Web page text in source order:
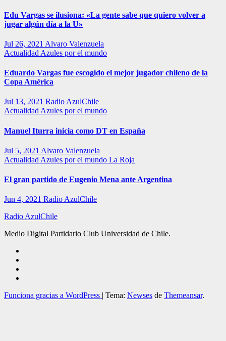
Edu Vargas se ilusiona: «La gente sabe que quiero volver a
jugar algún día a la U»
Jul 26, 2021 Alvaro Valenzuela
Actualidad Azules por el mundo
Eduardo Vargas fue escogido el mejor jugador chileno de la
Copa América
Jul 13, 2021 Radio AzulChile
Actualidad Azules por el mundo
Manuel Iturra inicia como DT en España
Jul 5, 2021 Alvaro Valenzuela
Actualidad Azules por el mundo La Roja
El gran partido de Eugenio Mena ante Argentina
Jun 4, 2021 Radio AzulChile
Radio AzulChile
Medio Digital Partidario Club Universidad de Chile.
Funciona gracias a WordPress | Tema: Newses de Themeansar.